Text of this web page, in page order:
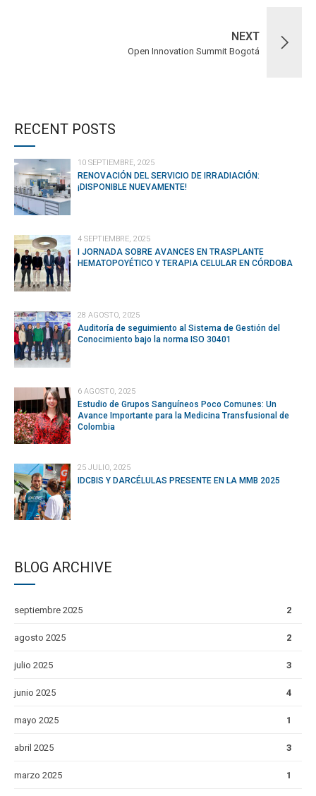
NEXT
Open Innovation Summit Bogotá
RECENT POSTS
10 SEPTIEMBRE, 2025
RENOVACIÓN DEL SERVICIO DE IRRADIACIÓN:
¡DISPONIBLE NUEVAMENTE!
4 SEPTIEMBRE, 2025
I JORNADA SOBRE AVANCES EN TRASPLANTE
HEMATOPOYÉTICO Y TERAPIA CELULAR EN CÓRDOBA
28 AGOSTO, 2025
Auditoría de seguimiento al Sistema de Gestión del
Conocimiento bajo la norma ISO 30401
6 AGOSTO, 2025
Estudio de Grupos Sanguíneos Poco Comunes: Un
Avance Importante para la Medicina Transfusional de
Colombia
25 JULIO, 2025
IDCBIS Y DARCÉLULAS PRESENTE EN LA MMB 2025
BLOG ARCHIVE
septiembre 2025 2
agosto 2025 2
julio 2025 3
junio 2025 4
mayo 2025 1
abril 2025 3
marzo 2025 1